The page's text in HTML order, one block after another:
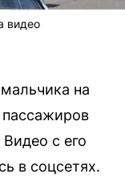
видео
на
пассажиров
с его
в соцсетях.